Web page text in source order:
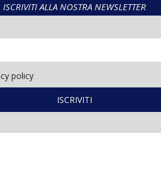
ISCRIVITI ALLA NOSTRA NEWSLETTER
policy